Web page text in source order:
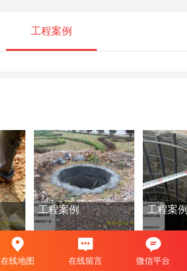
工程案例
工程案例 工程案
在线地图 在线留言 微信平台